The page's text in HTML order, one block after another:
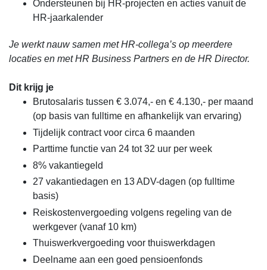
Ondersteunen bij HR-projecten en acties vanuit de
HR-jaarkalender
Je werkt nauw samen met HR-collega’s op meerdere
locaties en met HR Business Partners en de HR Director.
Dit krijg je
Brutosalaris tussen € 3.074,- en € 4.130,- per maand
(op basis van fulltime en afhankelijk van ervaring)
Tijdelijk contract voor circa 6 maanden
Parttime functie van 24 tot 32 uur per week
8% vakantiegeld
27 vakantiedagen en 13 ADV-dagen (op fulltime
basis)
Reiskostenvergoeding volgens regeling van de
werkgever (vanaf 10 km)
Thuiswerkvergoeding voor thuiswerkdagen
Deelname aan een goed pensioenfonds